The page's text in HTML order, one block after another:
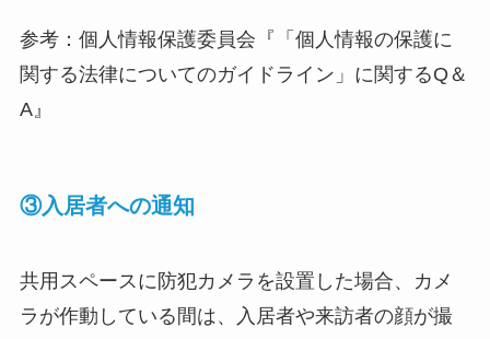
参考：個人情報保護委員会『「個人情報の保護に
関する法律についてのガイドライン」に関するQ＆
A』
③入居者への通知
共用スペースに防犯カメラを設置した場合、カメ
ラが作動している間は、入居者や来訪者の顔が撮